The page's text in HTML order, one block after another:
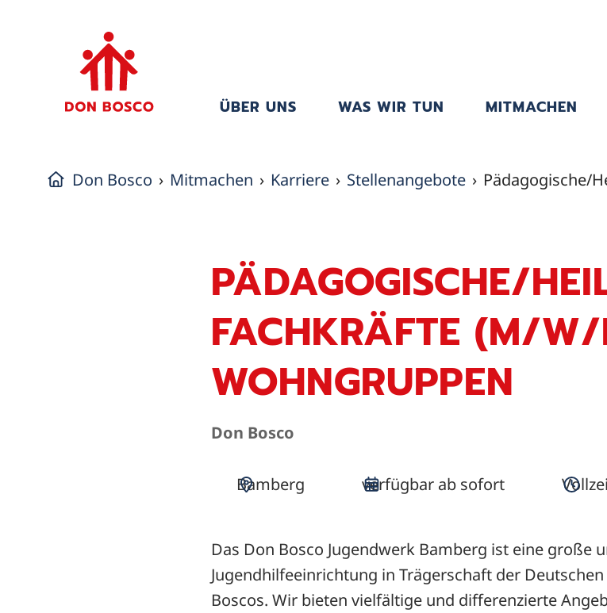
ÜBER UNS WAS WIR TUN MITMACHEN
Don Bosco Mitmachen Karriere Stellenangebote Pädagogische/
PÄDAGOGISCHE/
FACHKRÄFTE (M/
WOHNGRUPPEN
Don Bosco
Bamberg verfügbar ab sofort
Das Don Bosco Jugendwerk Bamberg ist eine große
Jugendhilfeeinrichtung in Trägerschaft der
Boscos. Wir bieten vielfältige und differenzierte